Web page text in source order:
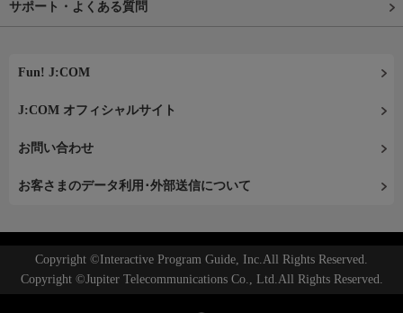
サポート・よくある質問
Fun! J:COM
J:COM オフィシャルサイト
お問い合わせ
お客さまのデータ利用･外部送信について
Copyright ©Interactive Program Guide, Inc.All Rights Reserved.
Copyright ©Jupiter Telecommunications Co., Ltd.All Rights Reserved.